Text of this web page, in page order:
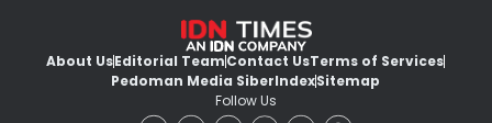
About UsEditorial TeamContact UsTerms of Services
Pedoman Media SiberIndexSitemap
Follow Us